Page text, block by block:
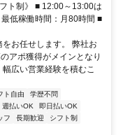
ト制》 ■ 12:00～13:00は
低稼働時間：月80時間 ■
お任せします。 弊社お
アポ獲得がメインとなり
広い営業経験を積むこ
ト自由
学歴不問
週払いOK
即日払いOK
フ 長期歓迎
シフト制